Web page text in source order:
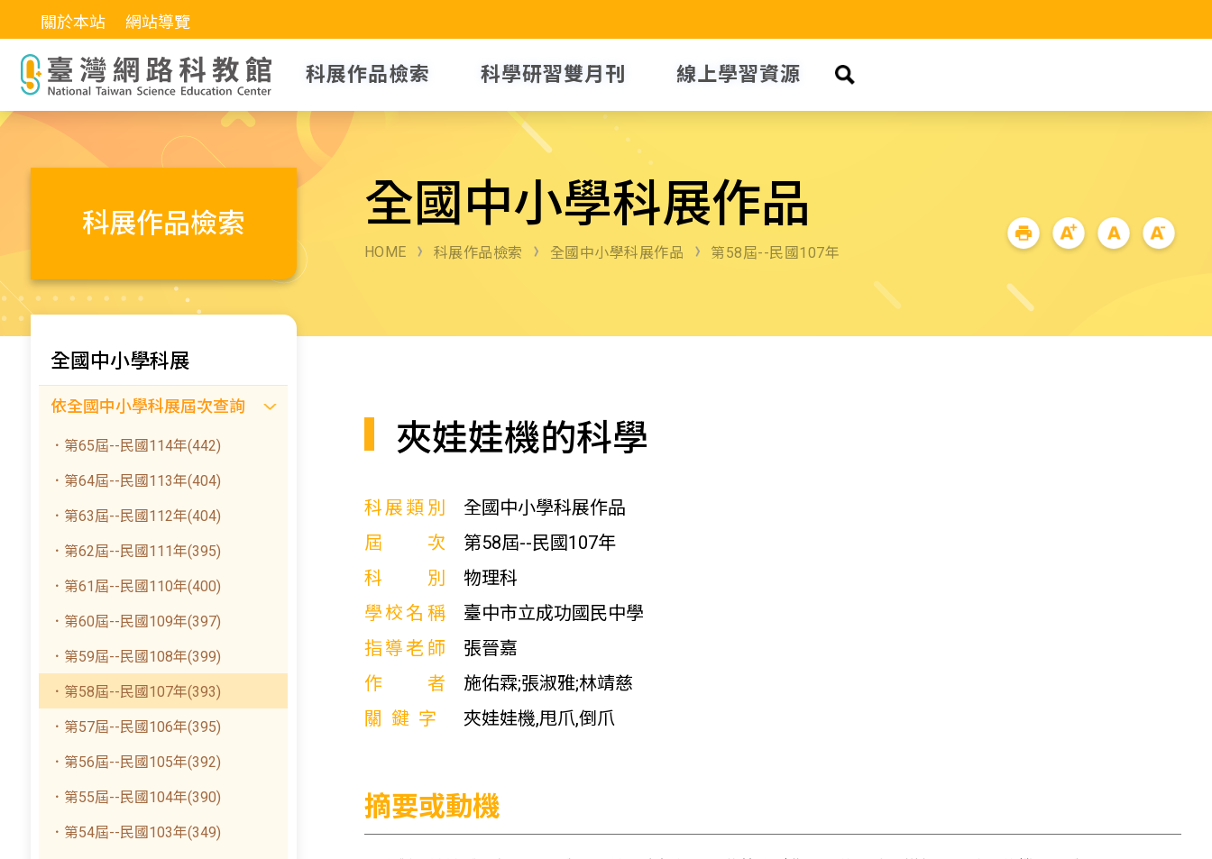
關於本站 網站導覽
科展作品檢索 科學研習雙月刊 線上學習資源
科展作品檢索 全國中小學科展作品
HOME 科展作品檢索 全國中小學科展作品 第58屆--民國107年
全國中小學科展
依全國中小學科展屆次查詢
．第65屆--民國114年(442)
．第64屆--民國113年(404)
．第63屆--民國112年(404)
．第62屆--民國111年(395)
．第61屆--民國110年(400)
．第60屆--民國109年(397)
．第59屆--民國108年(399)
．第58屆--民國107年(393)
．第57屆--民國106年(395)
．第56屆--民國105年(392)
．第55屆--民國104年(390)
．第54屆--民國103年(349)
夾娃娃機的科學
科展類別
全國中小學科展作品
屆次
第58屆--民國107年
科別
物理科
學校名稱
臺中市立成功國民中學
指導老師
張晉嘉
作者
施佑霖;張淑雅;林靖慈
關鍵字
夾娃娃機,甩爪,倒爪
摘要或動機